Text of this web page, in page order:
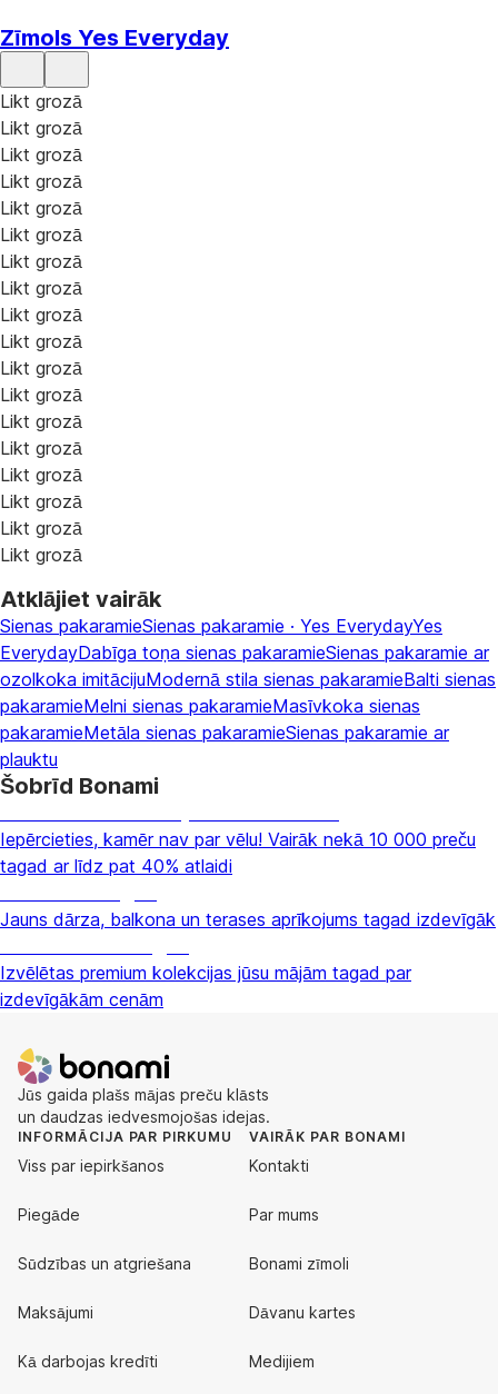
Zīmols Yes Everyday
Likt grozā
Likt grozā
Likt grozā
Likt grozā
Likt grozā
Likt grozā
Likt grozā
Likt grozā
Likt grozā
Likt grozā
Likt grozā
Likt grozā
Likt grozā
Likt grozā
Likt grozā
Likt grozā
Likt grozā
Likt grozā
Atklājiet vairāk
Sienas pakaramieSienas pakaramie · Yes EverydayYes
EverydayDabīga toņa sienas pakaramieSienas pakaramie ar
ozolkoka imitācijuModernā stila sienas pakaramieBalti sienas
pakaramieMelni sienas pakaramieMasīvkoka sienas
pakaramieMetāla sienas pakaramieSienas pakaramie ar
plauktu
Šobrīd Bonami
Iepērcieties, kamēr nav par vēlu! Vairāk nekā 10 000 preču
tagad ar līdz pat 40% atlaidi
Jauns dārza, balkona un terases aprīkojums tagad izdevīgāk
Izvēlētas premium kolekcijas jūsu mājām tagad par
izdevīgākām cenām
Jūs gaida plašs mājas preču klāsts
un daudzas iedvesmojošas idejas.
INFORMĀCIJA PAR PIRKUMU
Viss par iepirkšanos
Piegāde
Sūdzības un atgriešana
Maksājumi
Kā darbojas kredīti
VAIRĀK PAR BONAMI
Kontakti
Par mums
Bonami zīmoli
Dāvanu kartes
Medijiem